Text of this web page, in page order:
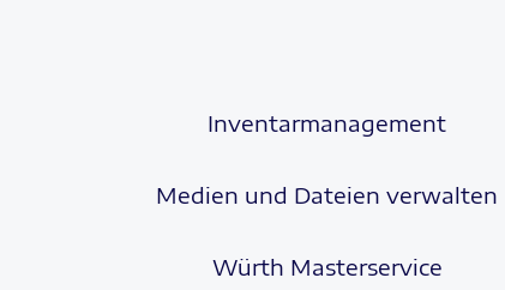
Inventarmanagement
Medien und Dateien verwalten
Würth Masterservice